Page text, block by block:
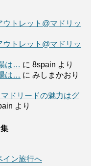
トレット@マドリッ
トレット@マドリッ
は… に 8spain より
は… に みしまかおり
ドリードの魅力はグ
より